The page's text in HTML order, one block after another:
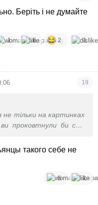
Беріть і не думайте
1 6 2 1
19
не тільки на картинках
проковтнули би свої
такого себе не
5 1